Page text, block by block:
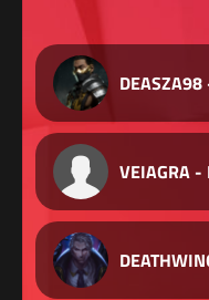
DEASZA98
VEIAGRA -